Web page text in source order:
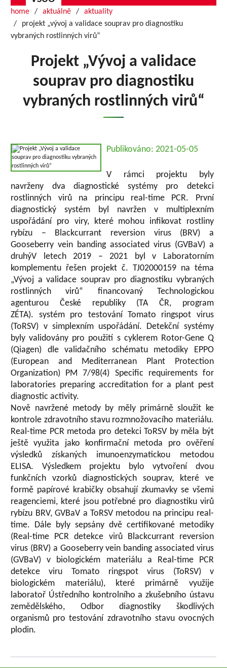
home aktuálně
aktuality
projekt „vývoj a validace souprav pro diagnostiku
vybraných rostlinných virů“
Projekt „Vývoj a validace
souprav pro diagnostiku
vybraných rostlinných virů“
Publikováno: 2021-05-05
V rámci projektu byly
navrženy dva diagnostické systémy pro detekci
rostlinných virů na principu real-time PCR. První
diagnostický systém byl navržen v multiplexním
uspořádání pro viry, které mohou infikovat rostliny
rybízu – Blackcurrant reversion virus (BRV) a
Gooseberry vein banding associated virus (GVBaV) a
druhýV letech 2019 – 2021 byl v Laboratorním
komplementu řešen projekt č. TJ02000159 na téma
„Vývoj a validace souprav pro diagnostiku vybraných
rostlinných virů“ financovaný Technologickou
agenturou České republiky (TA ČR, program
ZÉTA). systém pro testování Tomato ringspot virus
(ToRSV) v simplexním uspořádání. Detekční systémy
byly validovány pro použití s cyklerem Rotor-Gene Q
(Qiagen) dle validačního schématu metodiky EPPO
(European and Mediterranean Plant Protection
Organization) PM 7/98(4) Specific requirements for
laboratories preparing accreditation for a plant pest
diagnostic activity.
Nově navržené metody by měly primárně sloužit ke
kontrole zdravotního stavu rozmnožovacího materiálu.
Real-time PCR metoda pro detekci ToRSV by měla být
ještě využita jako konfirmační metoda pro ověření
výsledků získaných imunoenzymatickou metodou
ELISA. Výsledkem projektu bylo vytvoření dvou
funkčních vzorků diagnostických souprav, které ve
formě papírové krabičky obsahují zkumavky se všemi
reagenciemi, které jsou potřebné pro diagnostiku virů
rybízu BRV, GVBaV a ToRSV metodou na principu real-
time. Dále byly sepsány dvě certifikované metodiky
(Real-time PCR detekce virů Blackcurrant reversion
virus (BRV) a Gooseberry vein banding associated virus
(GVBaV) v biologickém materiálu a Real-time PCR
detekce viru Tomato ringspot virus (ToRSV) v
biologickém materiálu), které primárně využije
laboratoř Ústředního kontrolního a zkušebního ústavu
zemědělského, Odbor diagnostiky škodlivých
organismů pro testování zdravotního stavu ovocných
plodin.